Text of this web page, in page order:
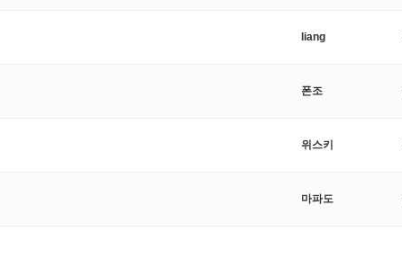
liang
폰조
위스키
마파도